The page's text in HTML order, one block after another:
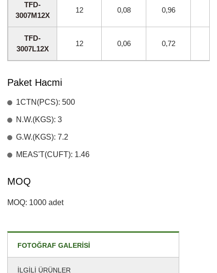
TFD-
3007M12X
12 0,08 0,96
TFD-
3007L12X
12 0,06 0,72
Paket Hacmi
1CTN(PCS): 500
N.W.(KGS): 3
G.W.(KGS): 7.2
MEAS'T(CUFT): 1.46
MOQ
MOQ: 1000 adet
FOTOĞRAF GALERISI
İLGILI ÜRÜNLER